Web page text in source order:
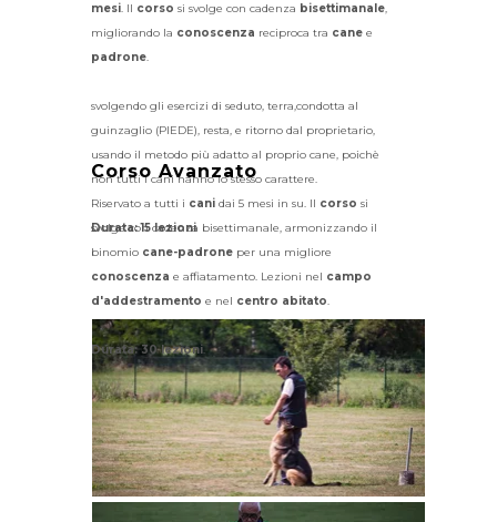
Corso Avanzato
mesi. Il corso si svolge con cadenza bisettimanale,
migliorando la conoscenza reciproca tra cane e
padrone.
svolgendo gli esercizi di seduto, terra,condotta al
guinzaglio (PIEDE), resta, e ritorno dal proprietario,
usando il metodo più adatto al proprio cane, poichè
non tutti i cani hanno lo stesso carattere.
Durata: 15 lezioni
Riservato a tutti i cani dai 5 mesi in su. Il corso si
svolge con cadenza bisettimanale, armonizzando il
binomio cane-padrone per una migliore
conoscenza e affiatamento. Lezioni nel campo
d'addestramento e nel centro abitato.
Durata: 30 lezioni.